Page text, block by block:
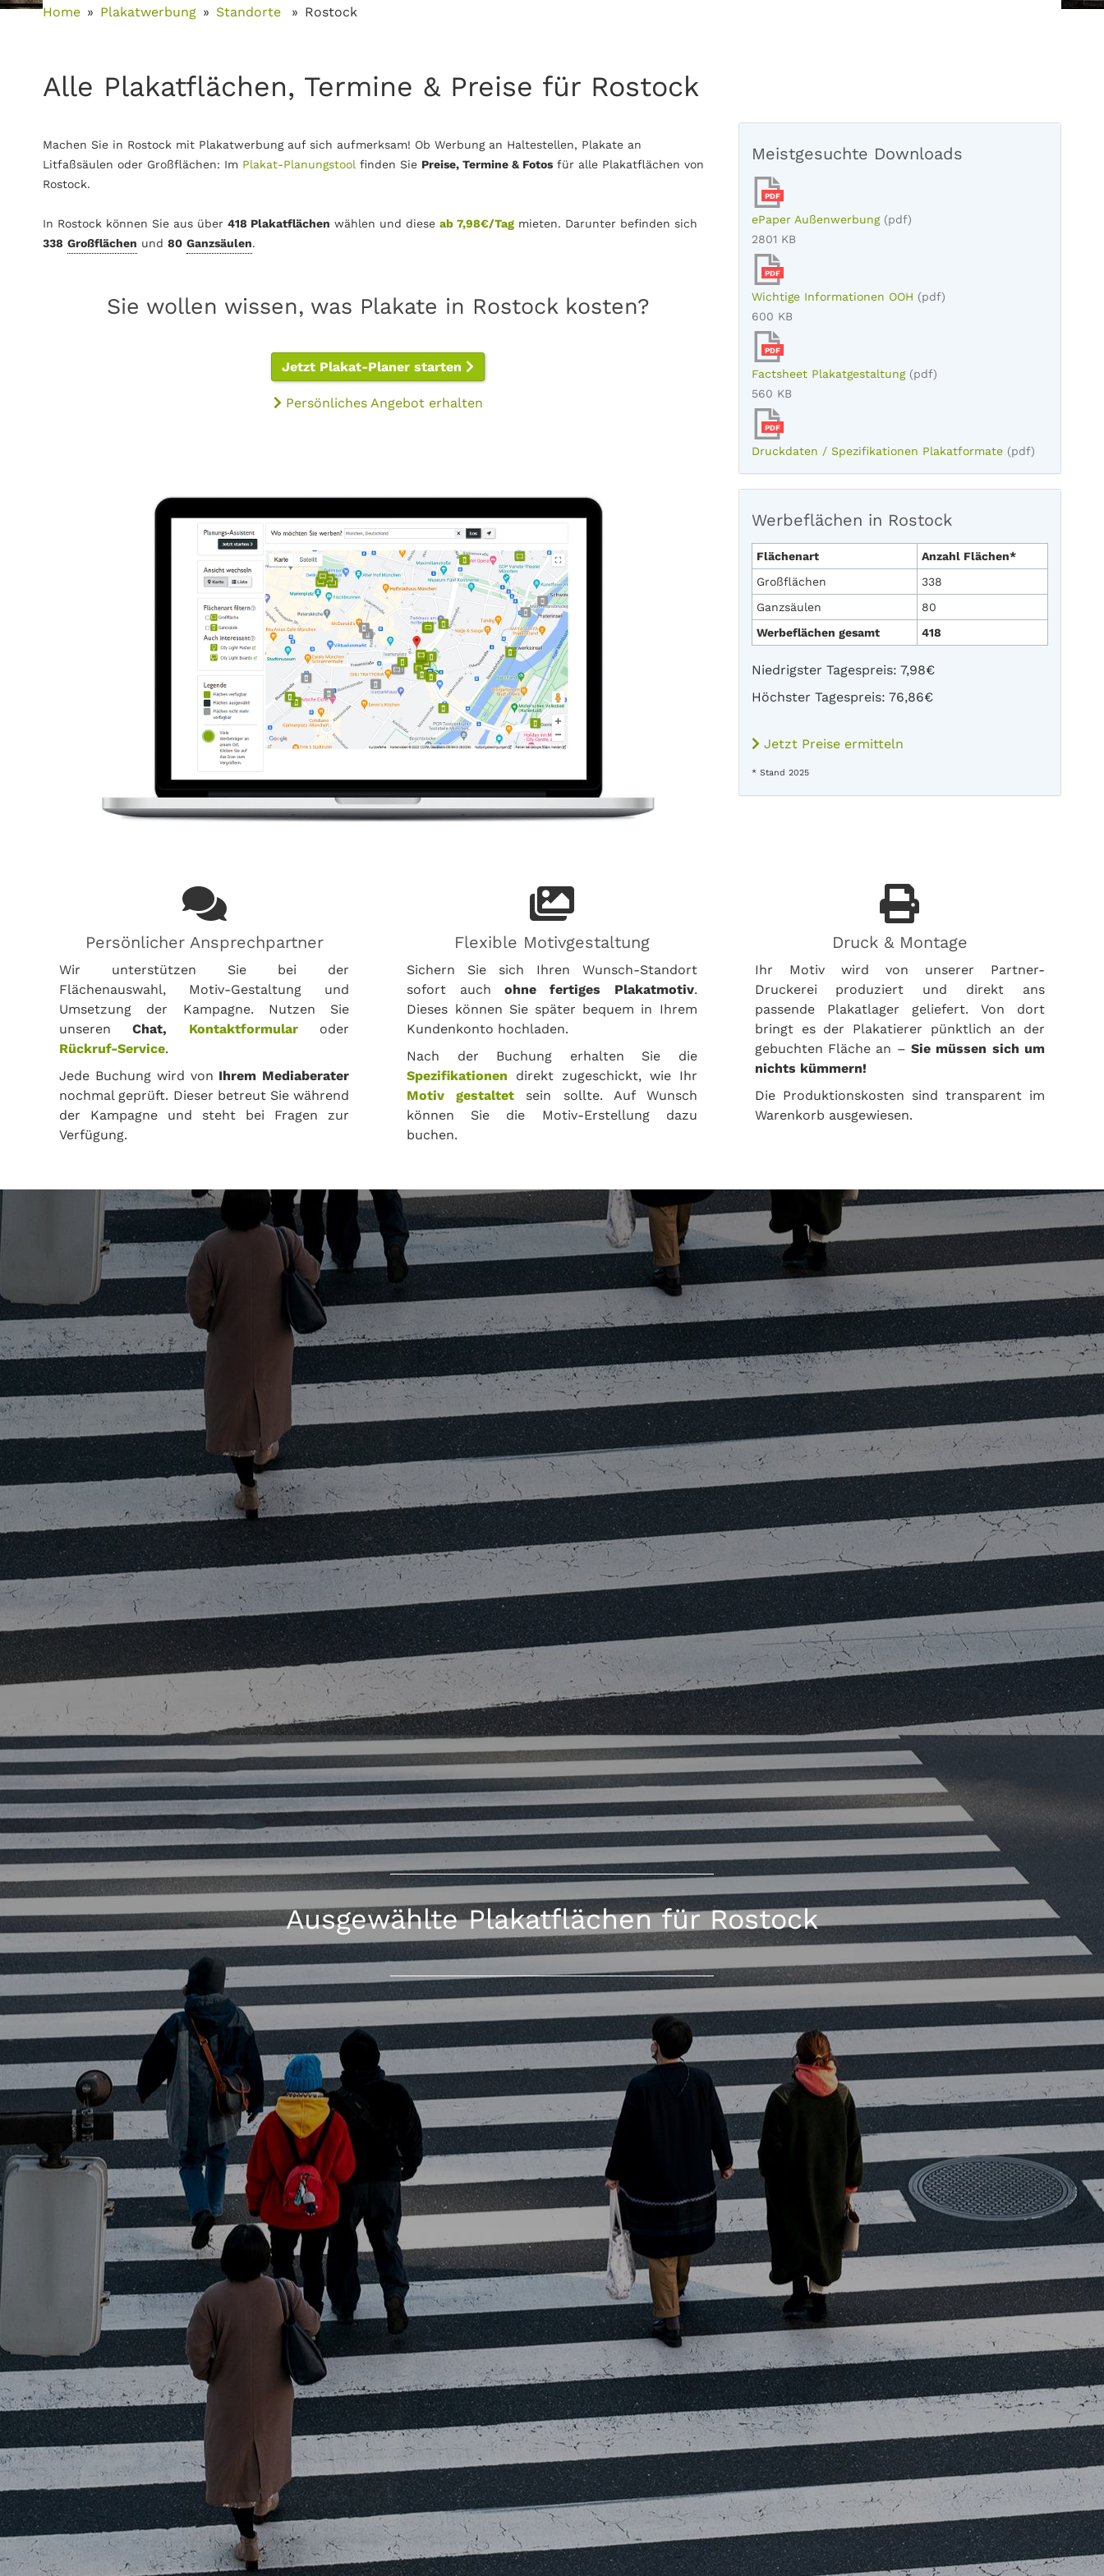
Home Plakatwerbung Standorte Rostock
Alle Plakatflächen, Termine & Preise für Rostock
Machen Sie in Rostock mit Plakatwerbung auf sich aufmerksam! Ob Werbung an Haltestellen, Plakate an
Litfaßsäulen oder Großflächen: Im Plakat-Planungstool finden Sie Preise, Termine & Fotos für alle Plakatflächen von
Rostock.
In Rostock können Sie aus über 418 Plakatflächen wählen und diese ab 7,98€/Tag mieten. Darunter befinden sich
338 Großflächen und 80 Ganzsäulen.
Sie wollen wissen, was Plakate in Rostock kosten?
Jetzt Plakat-Planer starten
Persönliches Angebot erhalten
Meistgesuchte Downloads
PDF
ePaper Außenwerbung (pdf)
2801 KB
PDF
Wichtige Informationen OOH (pdf)
600 KB
PDF
Factsheet Plakatgestaltung (pdf)
560 KB
PDF
Druckdaten / Spezifikationen Plakatformate (pdf)
Werbeflächen in Rostock
Flächenart
Anzahl Flächen*
Großflächen
338
Ganzsäulen
80
Werbeflächen gesamt
418
Niedrigster Tagespreis: 7,98€
Höchster Tagespreis: 76,86€
Jetzt Preise ermitteln
* Stand 2025
Persönlicher Ansprechpartner
Wir unterstützen Sie bei der
Flächenauswahl, Motiv-Gestaltung und
Umsetzung der Kampagne. Nutzen Sie
unserenChat, Kontaktformularoder
Rückruf-Service.
Jede Buchung wird von Ihrem Mediaberater
nochmal geprüft. Dieser betreut Sie während
der Kampagne und steht bei Fragen zur
Verfügung.
Flexible Motivgestaltung
Sichern Sie sich Ihren Wunsch-Standort
sofort auch ohne fertiges Plakatmotiv.
Dieses können Sie später bequem in Ihrem
Kundenkonto hochladen.
Nach der Buchung erhalten Sie die
Spezifikationen direkt zugeschickt, wie Ihr
Motiv gestaltet sein sollte. Auf Wunsch
können Sie die Motiv-Erstellung dazu
buchen.
Druck & Montage
Ihr Motiv wird von unserer Partner-
Druckerei produziert und direkt ans
passende Plakatlager geliefert. Von dort
bringt es der Plakatierer pünktlich an der
gebuchten Fläche an – Sie müssen sich um
nichts kümmern!
Die Produktionskosten sind transparent im
Warenkorb ausgewiesen.
Ausgewählte Plakatflächen für Rostock